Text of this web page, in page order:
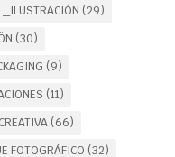
_ILUSTRACIÓN (29)
(30)
(9)
(11)
(66)
FOTOGRÁFICO (32)